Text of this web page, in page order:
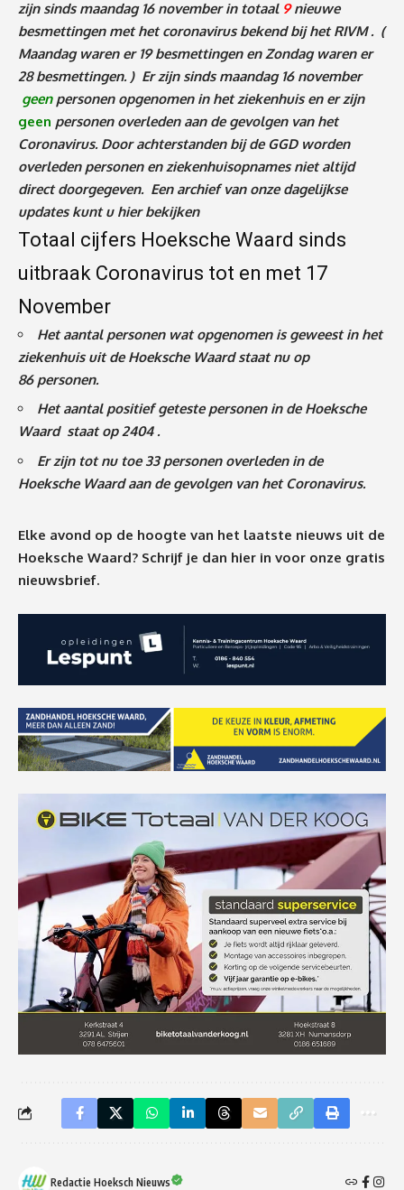
zijn sindsmaandag 16 novemberin totaal9nieuwe
besmettingen met het coronavirus bekend bij het RIVM . (
Maandag waren er 19 besmettingen en Zondag waren er
28 besmettingen. ) Er zijn sinds maandag 16 november
geenpersonen opgenomen in het ziekenhuis en er zijn
geen personen overleden aan de gevolgen van het
Coronavirus. Door achterstanden bij de GGD worden
overleden personen en ziekenhuisopnames niet altijd
direct doorgegeven. Een archief van onze dagelijkse
updates kunt u hierbekijken
Totaal cijfers Hoeksche Waard sinds
uitbraak Coronavirus tot en met 17
November
Het aantal personen wat opgenomen is geweest in het
ziekenhuis uit de Hoeksche Waard staat nu op
86 personen.
Het aantal positief geteste personen in de Hoeksche
Waard staat op 2404 .
Er zijn tot nu toe 33 personen overleden in de
Hoeksche Waard aan de gevolgen van het Coronavirus.
Elke avond op de hoogte van het laatste nieuws uit de
Hoeksche Waard? Schrijf je dan hier in voor onze gratis
nieuwsbrief.
Redactie Hoeksch Nieuws